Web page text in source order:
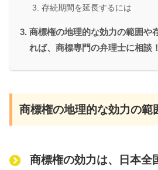
存続期間を延長するには
商標権の地理的な効力の範囲や
れば、商標専門の弁理士に相談！
商標権の地理的な効力の範
商標権の効力は、日本全